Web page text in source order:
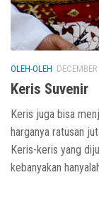
OLEH-OLEH
Keris Suvenir
Keris juga bisa
harganya ratusan
Keris-keris yang
kebanyakan